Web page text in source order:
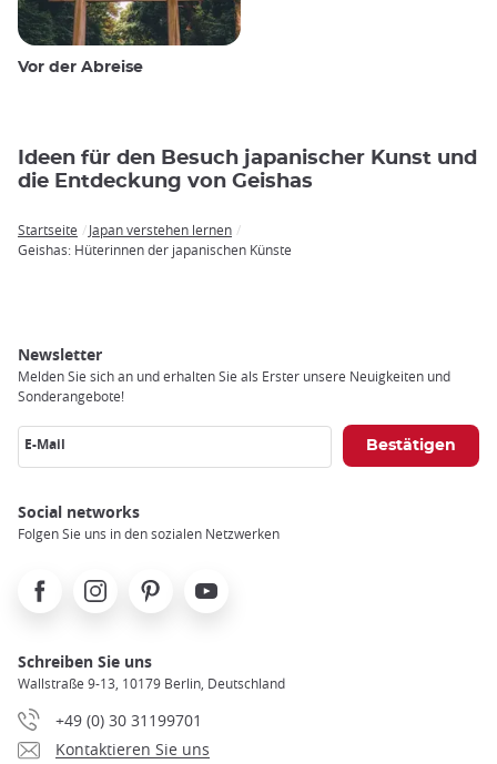
Vor der Abreise
Ideen für den Besuch japanischer Kunst und
die Entdeckung von Geishas
Breadcrumb
Startseite
Japan verstehen lernen
Geishas: Hüterinnen der japanischen Künste
Newsletter
Melden Sie sich an und erhalten Sie als Erster unsere Neuigkeiten und
Sonderangebote!
E-Mail
Social networks
Folgen Sie uns in den sozialen Netzwerken
FacebookInstagramPinterest Youtube
Schreiben Sie uns
Wallstraße 9-13, 10179 Berlin, Deutschland
+49 (0) 30 31199701
Kontaktieren Sie uns